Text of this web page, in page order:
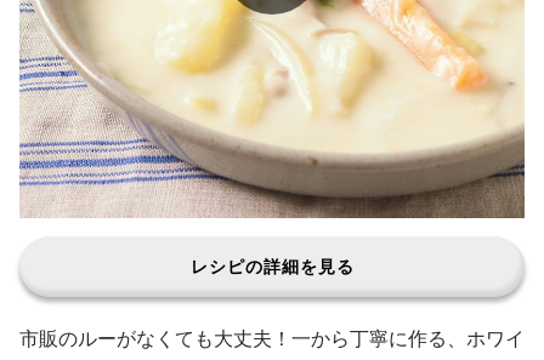
レシピの詳細を見る
市販のルーがなくても大丈夫！一から丁寧に作る、ホワイ